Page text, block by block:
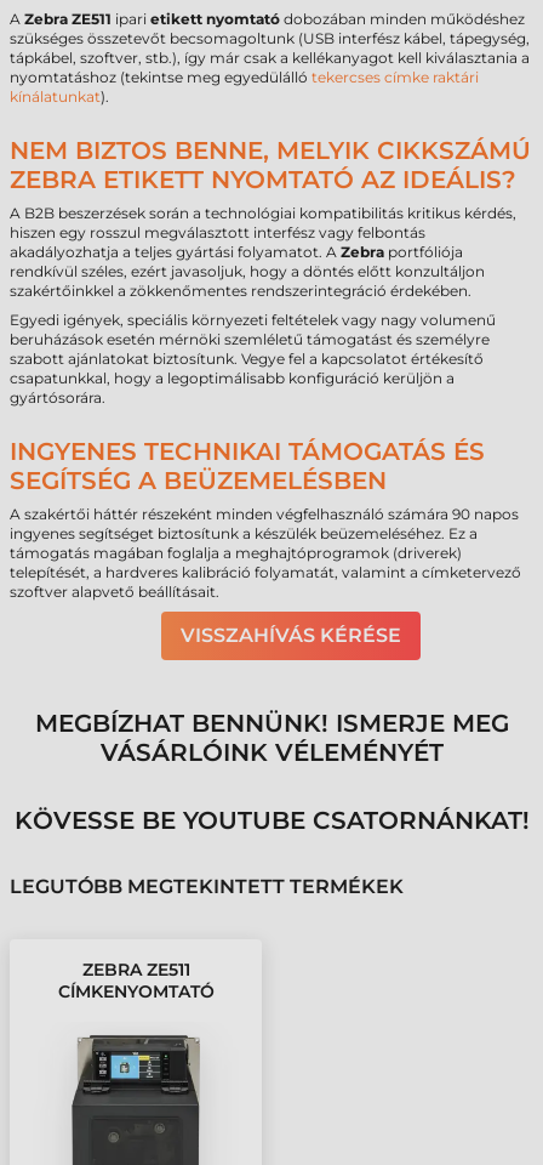
A Zebra ZE511 ipari etikett nyomtató dobozában minden működéshez
szükséges összetevőt becsomagoltunk (USB interfész kábel, tápegység,
tápkábel, szoftver, stb.), így már csak a kellékanyagot kell kiválasztania a
nyomtatáshoz (tekintse meg egyedülálló tekercses címke raktári
kínálatunkat).
NEM BIZTOS BENNE, MELYIK CIKKSZÁMÚ
ZEBRA ETIKETT NYOMTATÓ AZ IDEÁLIS?
A B2B beszerzések során a technológiai kompatibilitás kritikus kérdés,
hiszen egy rosszul megválasztott interfész vagy felbontás
akadályozhatja a teljes gyártási folyamatot. A Zebra portfóliója
rendkívül széles, ezért javasoljuk, hogy a döntés előtt konzultáljon
szakértőinkkel a zökkenőmentes rendszerintegráció érdekében.
Egyedi igények, speciális környezeti feltételek vagy nagy volumenű
beruházások esetén mérnöki szemléletű támogatást és személyre
szabott ajánlatokat biztosítunk. Vegye fel a kapcsolatot értékesítő
csapatunkkal, hogy a legoptimálisabb konfiguráció kerüljön a
gyártósorára.
INGYENES TECHNIKAI TÁMOGATÁS ÉS
SEGÍTSÉG A BEÜZEMELÉSBEN
A szakértői háttér részeként minden végfelhasználó számára 90 napos
ingyenes segítséget biztosítunk a készülék beüzemeléséhez. Ez a
támogatás magában foglalja a meghajtóprogramok (driverek)
telepítését, a hardveres kalibráció folyamatát, valamint a címketervező
szoftver alapvető beállításait.
VISSZAHÍVÁS KÉRÉSE
MEGBÍZHAT BENNÜNK! ISMERJE MEG
VÁSÁRLÓINK VÉLEMÉNYÉT
KÖVESSE BE YOUTUBE CSATORNÁNKAT!
LEGUTÓBB MEGTEKINTETT TERMÉKEK
ZEBRA ZE511
CÍMKENYOMTATÓ